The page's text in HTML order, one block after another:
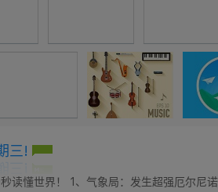
三!
读懂世界！ 1、气象局：发生超强厄尔尼